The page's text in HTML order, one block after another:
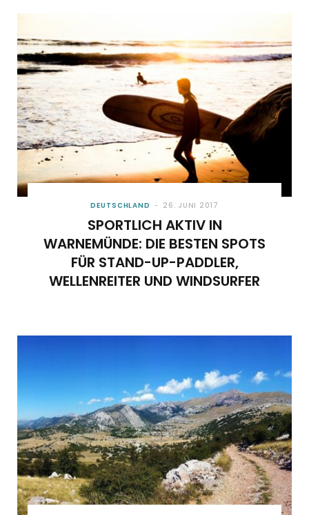
DEUTSCHLAND 26. JUNI 2017
SPORTLICH AKTIV IN
WARNEMÜNDE: DIE BESTEN SPOTS
FÜR STAND-UP-PADDLER,
WELLENREITER UND WINDSURFER